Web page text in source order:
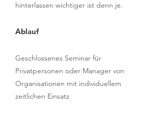
hinterlassen wichtiger ist denn je.
Ablauf
Geschlossenes Seminar für
Privatpersonen oder Manager von
Organisationen mit individuellem
zeitlichen Einsatz